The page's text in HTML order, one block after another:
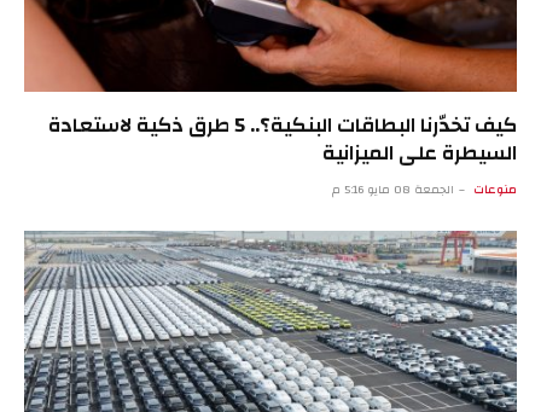
كيف تخدّرنا البطاقات البنكية؟.. 5 طرق ذكية لاستعادة
السيطرة على الميزانية
منوعات الجمعة 08 مايو 5:16 م